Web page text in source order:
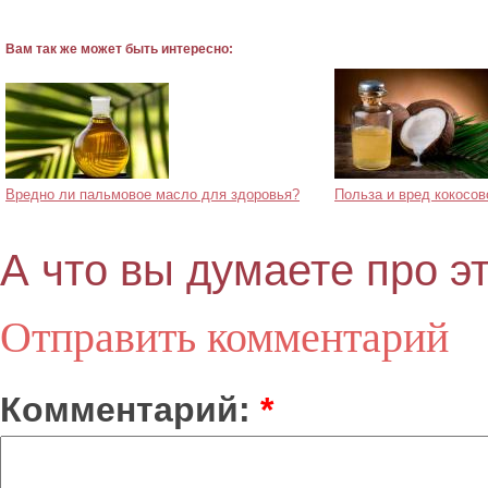
Вам так же может быть интересно:
Вредно ли пальмовое масло для здоровья? Польза и вред
А что вы думаете про
Отправить комментарий
Комментарий: *